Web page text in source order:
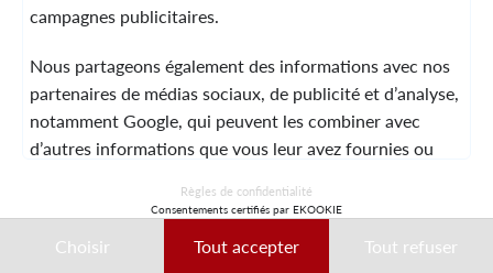
© 2026 Laura Vita
DESIGNED BY LOBSTTER
MENTIONS LÉGALESCGVCONTACT
campagnes publicitaires.
Nous partageons également des informations avec nos
partenaires de médias sociaux, de publicité et d’analyse,
notamment Google, qui peuvent les combiner avec
d’autres informations que vous leur avez fournies ou
Ces données peuvent notamment être utilisées à des
Règles de confidentialité
Consentements certifiés par EKOOKIE
Choisir Tout accepter Tout refuser